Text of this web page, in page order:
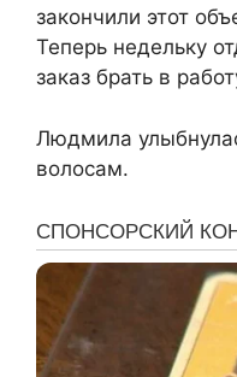
закончили этот
Теперь недельку
заказ брать в
Людмила
волосам.